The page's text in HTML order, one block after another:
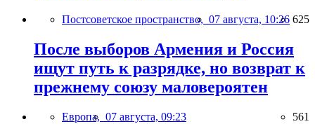
Постсоветское пространство, 07 августа, 10:26 625
После выборов Армения и Россия
ищут путь к разрядке, но возврат к
прежнему союзу маловероятен
Европа, 07 августа, 09:23 561